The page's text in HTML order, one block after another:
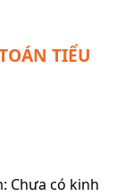
TIỂU
Chưa có kinh